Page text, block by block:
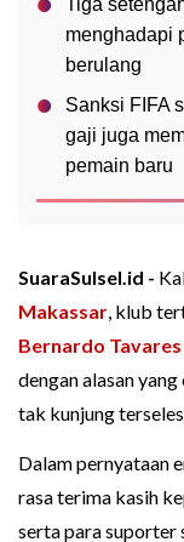
Tiga
menghadapi
berulang
Sanksi FIFA
gaji juga
pemain baru
SuaraSulsel.id -
Makassar, klub
Bernardo Tavares
dengan alasan
tak kunjung
Dalam pernyataan
rasa terima kasih
serta para suporter